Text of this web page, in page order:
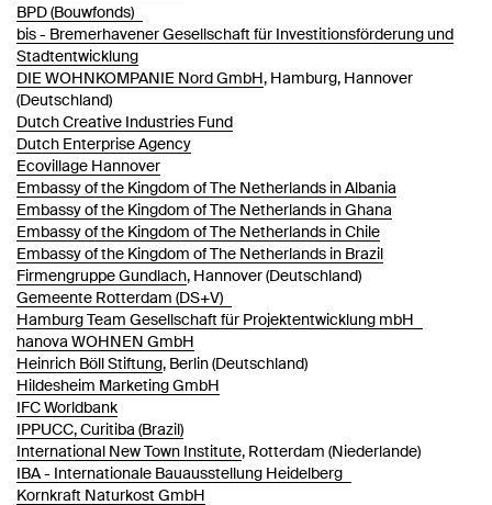
BPD (Bouwfonds)
bis - Bremerhavener Gesellschaft für Investitionsförderung und
Stadtentwicklung
DIE WOHNKOMPANIE Nord GmbH, Hamburg, Hannover
(Deutschland)
Dutch Creative Industries Fund
Dutch Enterprise Agency
Ecovillage Hannover
Embassy of the Kingdom of The Netherlands in Albania
Embassy of the Kingdom of The Netherlands in Ghana
Embassy of the Kingdom of The Netherlands in Chile
Embassy of the Kingdom of The Netherlands in Brazil
Firmengruppe Gundlach, Hannover (Deutschland)
Gemeente Rotterdam (DS+V)
Hamburg Team Gesellschaft für Projektentwicklung mbH
hanova WOHNEN GmbH
Heinrich Böll Stiftung, Berlin (Deutschland)
Hildesheim Marketing GmbH
IFC Worldbank
IPPUCC, Curitiba (Brazil)
International New Town Institute, Rotterdam (Niederlande)
IBA - Internationale Bauausstellung Heidelberg
Kornkraft Naturkost GmbH